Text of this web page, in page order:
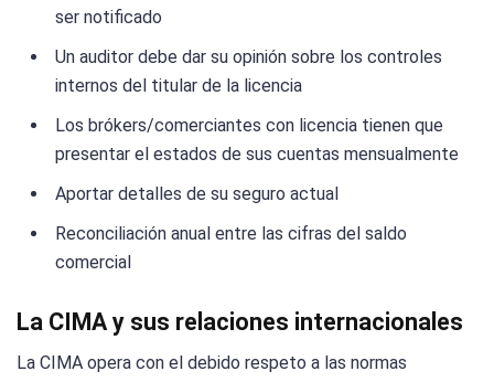
ser notificado
Un auditor debe dar su opinión sobre los controles
internos del titular de la licencia
Los brókers/comerciantes con licencia tienen que
presentar el estados de sus cuentas mensualmente
Aportar detalles de su seguro actual
Reconciliación anual entre las cifras del saldo
comercial
La CIMA y sus relaciones internacionales
La CIMA opera con el debido respeto a las normas